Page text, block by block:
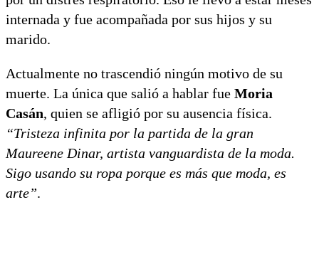
internada y fue acompañada por sus hijos y su
marido.
Actualmente no trascendió ningún motivo de su
muerte. La única que salió a hablar fue Moria
Casán, quien se afligió por su ausencia física.
“Tristeza infinita por la partida de la gran
Maureene Dinar, artista vanguardista de la moda.
Sigo usando su ropa porque es más que moda, es
arte”.